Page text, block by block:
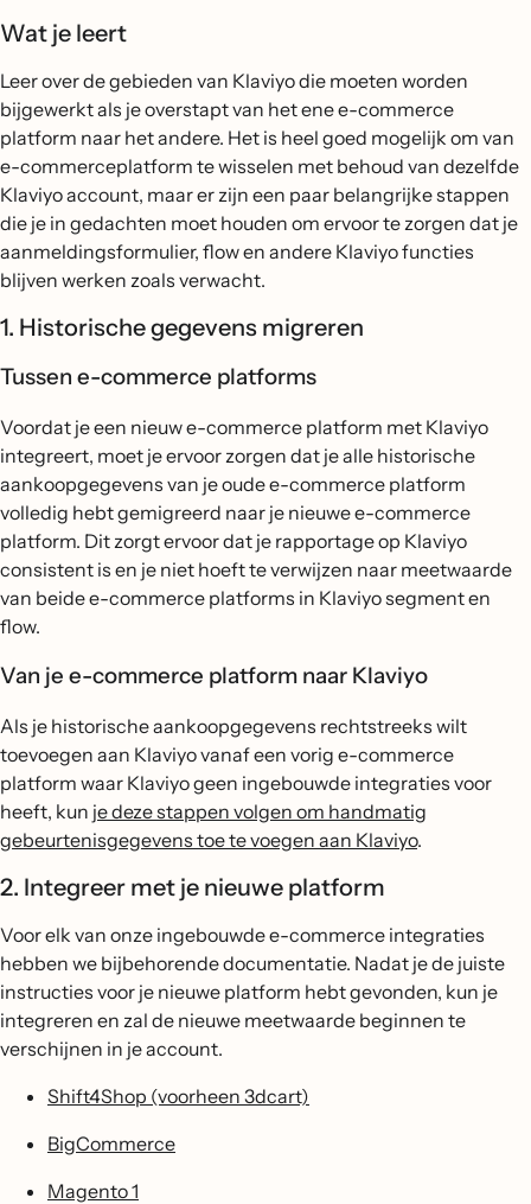
Wat je leert
Leer over de gebieden van Klaviyo die moeten worden
bijgewerkt als je overstapt van het ene e-commerce
platform naar het andere. Het is heel goed mogelijk om van
e-commerceplatform te wisselen met behoud van dezelfde
Klaviyo account, maar er zijn een paar belangrijke stappen
die je in gedachten moet houden om ervoor te zorgen dat je
aanmeldingsformulier, flow en andere Klaviyo functies
blijven werken zoals verwacht.
1. Historische gegevens migreren
Tussen e-commerce platforms
Voordat je een nieuw e-commerce platform met Klaviyo
integreert, moet je ervoor zorgen dat je alle historische
aankoopgegevens van je oude e-commerce platform
volledig hebt gemigreerd naar je nieuwe e-commerce
platform. Dit zorgt ervoor dat je rapportage op Klaviyo
consistent is en je niet hoeft te verwijzen naar meetwaarde
van beide e-commerce platforms in Klaviyo segment en
flow.
Van je e-commerce platform naar Klaviyo
Als je historische aankoopgegevens rechtstreeks wilt
toevoegen aan Klaviyo vanaf een vorig e-commerce
platform waar Klaviyo geen ingebouwde integraties voor
heeft, kun je deze stappen volgen om handmatig
gebeurtenisgegevens toe te voegen aan Klaviyo.
2. Integreer met je nieuwe platform
Voor elk van onze ingebouwde e-commerce integraties
hebben we bijbehorende documentatie. Nadat je de juiste
instructies voor je nieuwe platform hebt gevonden, kun je
integreren en zal de nieuwe meetwaarde beginnen te
verschijnen in je account.
Shift4Shop (voorheen 3dcart)
BigCommerce
Magento 1